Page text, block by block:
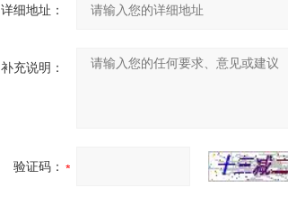
详细地址：
补充说明：
验证码：